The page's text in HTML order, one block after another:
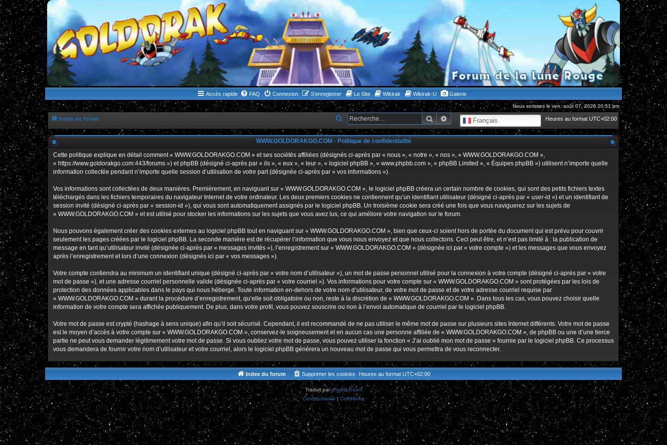
WWW.GOLDORAKGO.COM
le site de la Lune Rouge
Accès rapide FAQ Connexion S’enregistrer Le Site Wikirak Wikirak-U Galerie
Nous sommes le ven. août 07, 2026 20:51 pm
Index du forum Heures au format UTC+02:00
Français
RechercherRecherche avancée
e
c
h
e
c
e
WWW.GOLDORAKGO.COM - Politique de confidentialité
Cette politique explique en détail comment « WWW.GOLDORAKGO.COM » et ses sociétés affiliées (désignés ci-après par « nous », « notre », « nos », « WWW.GOLDORAKGO.COM »,
« https://www.goldorakgo.com:443/forums ») et phpBB (désigné ci-après par « ils », « eux », « leur », « logiciel phpBB », « www.phpbb.com », « phpBB Limited », « Équipes phpBB ») utilisent n’importe quelle
information collectée pendant n’importe quelle session d’utilisation de votre part (désignée ci-après par « vos informations »).
Vos informations sont collectées de deux manières. Premièrement, en naviguant sur « WWW.GOLDORAKGO.COM », le logiciel phpBB créera un certain nombre de cookies, qui sont des petits fichiers textes
téléchargés dans les fichiers temporaires du navigateur Internet de votre ordinateur. Les deux premiers cookies ne contiennent qu’un identifiant utilisateur (désigné ci-après par « user-id ») et un identifiant de
session invité (désigné ci-après par « session-id »), qui vous sont automatiquement assignés par le logiciel phpBB. Un troisième cookie sera créé une fois que vous naviguerez sur les sujets de
« WWW.GOLDORAKGO.COM » et est utilisé pour stocker les informations sur les sujets que vous avez lus, ce qui améliore votre navigation sur le forum.
Nous pouvons également créer des cookies externes au logiciel phpBB tout en naviguant sur « WWW.GOLDORAKGO.COM », bien que ceux-ci soient hors de portée du document qui est prévu pour couvrir
seulement les pages créées par le logiciel phpBB. La seconde manière est de récupérer l’information que vous nous envoyez et que nous collectons. Ceci peut être, et n’est pas limité à : la publication de
message en tant qu’utilisateur invité (désignée ci-après par « messages invités »), l’enregistrement sur « WWW.GOLDORAKGO.COM » (désignée ici par « votre compte ») et les messages que vous envoyez
après l’enregistrement et lors d’une connexion (désignés ici par « vos messages »).
Votre compte contiendra au minimum un identifiant unique (désigné ci-après par « votre nom d’utilisateur »), un mot de passe personnel utilisé pour la connexion à votre compte (désigné ci-après par « votre
mot de passe »), et une adresse courriel personnelle valide (désignée ci-après par « votre courriel »). Vos informations pour votre compte sur « WWW.GOLDORAKGO.COM » sont protégées par les lois de
protection des données applicables dans le pays qui nous héberge. Toute information en-dehors de votre nom d’utilisateur, de votre mot de passe et de votre adresse courriel requise par
« WWW.GOLDORAKGO.COM » durant la procédure d’enregistrement, qu’elle soit obligatoire ou non, reste à la discrétion de « WWW.GOLDORAKGO.COM ». Dans tous les cas, vous pouvez choisir quelle
information de votre compte sera affichée publiquement. De plus, dans votre profil, vous pouvez souscrire ou non à l’envoi automatique de courriel par le logiciel phpBB.
Votre mot de passe est crypté (hashage à sens unique) afin qu’il soit sécurisé. Cependant, il est recommandé de ne pas utiliser le même mot de passe sur plusieurs sites Internet différents. Votre mot de passe
est le moyen d’accès à votre compte sur « WWW.GOLDORAKGO.COM », conservez-le soigneusement et en aucun cas une personne affiliée de « WWW.GOLDORAKGO.COM », de phpBB ou une d’une tierce
partie ne peut vous demander légitimement votre mot de passe. Si vous oubliez votre mot de passe, vous pouvez utiliser la fonction « J’ai oublié mon mot de passe » fournie par le logiciel phpBB. Ce processus
vous demandera de fournir votre nom d’utilisateur et votre courriel, alors le logiciel phpBB générera un nouveau mot de passe qui vous permettra de vous reconnecter.
Index du forum Heures au format UTC+02:00
Supprimer les cookies
Traduit parphpBB-fr.com
Confidentialité|Conditions